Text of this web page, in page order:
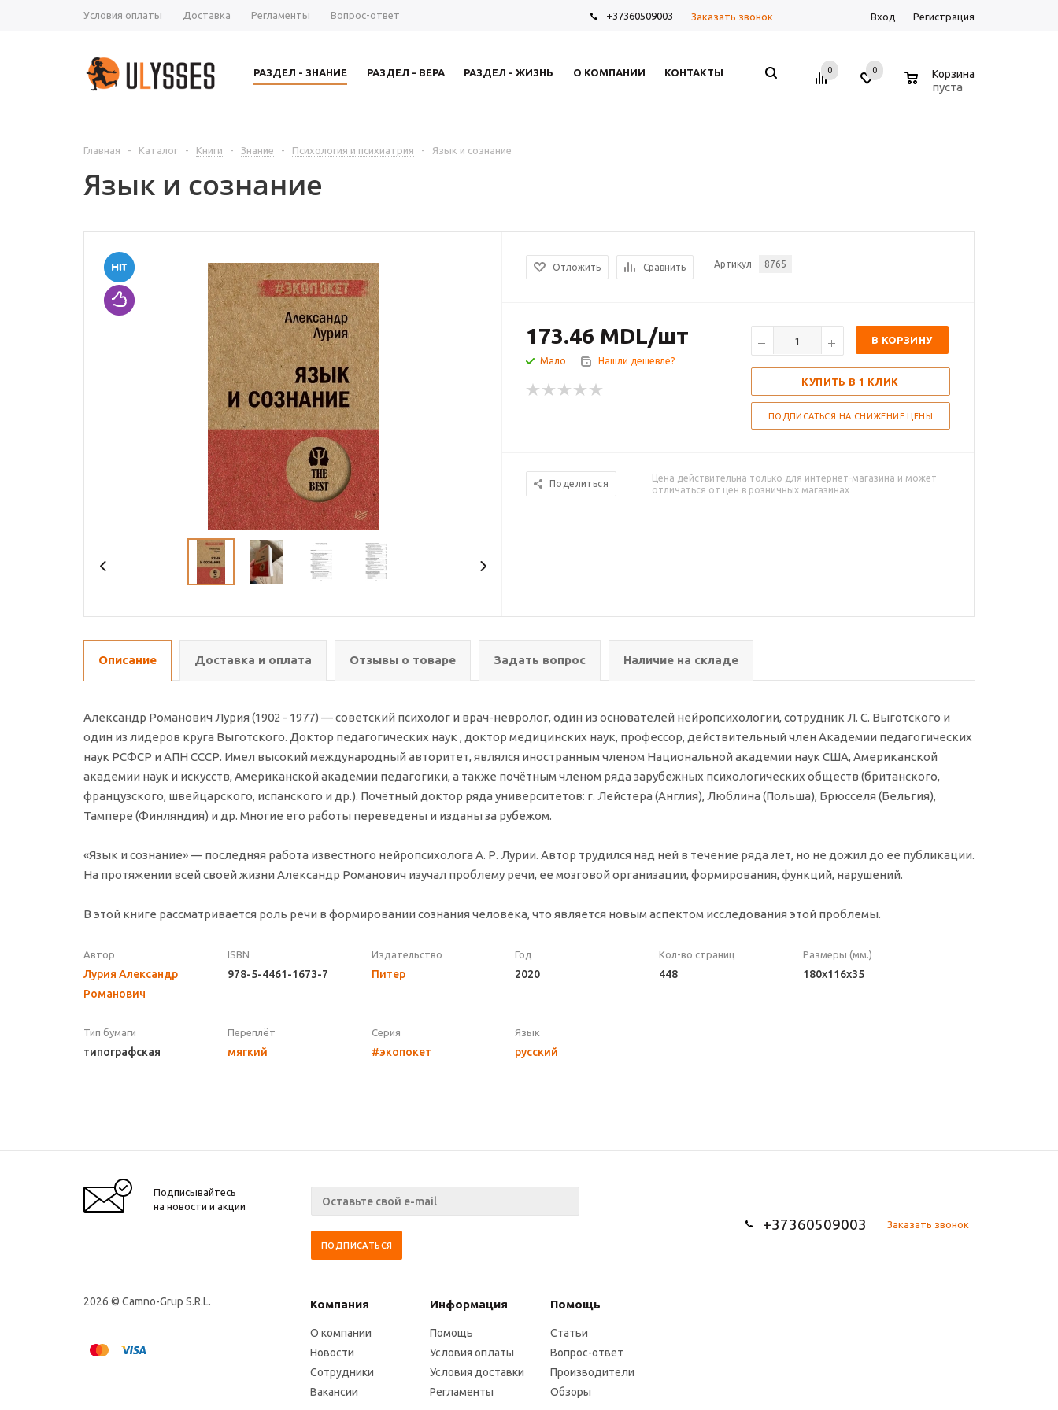
Условия оплаты Доставка Регламенты Вопрос-ответ +37360509003 Заказать звонок Вход Регистрация
РАЗДЕЛ - ЗНАНИЕ РАЗДЕЛ - ВЕРА РАЗДЕЛ - ЖИЗНЬ О КОМПАНИИ КОНТАКТЫ 0 0 Корзина
пуста
Главная - Каталог - Книги - Знание - Психология и психиатрия - Язык и сознание
Язык и сознание
Отложить Сравнить Артикул 8765
173.46 MDL/шт
Мало Нашли дешевле?
В КОРЗИНУ
КУПИТЬ В 1 КЛИК
ПОДПИСАТЬСЯ НА СНИЖЕНИЕ ЦЕНЫ
Поделиться
Цена действительна только для интернет-магазина и может
отличаться от цен в розничных магазинах
Описание Доставка и оплата Отзывы о товаре Задать вопрос Наличие на складе
Александр Романович Лурия (1902 - 1977) — советский психолог и врач-невролог, один из основателей нейропсихологии, сотрудник Л. С. Выготского и
один из лидеров круга Выготского. Доктор педагогических наук , доктор медицинских наук, профессор, действительный член Академии педагогических
наук РСФСР и АПН СССР. Имел высокий международный авторитет, являлся иностранным членом Национальной академии наук США, Американской
академии наук и искусств, Американской академии педагогики, а также почётным членом ряда зарубежных психологических обществ (британского,
французского, швейцарского, испанского и др.). Почётный доктор ряда университетов: г. Лейстера (Англия), Люблина (Польша), Брюсселя (Бельгия),
Тампере (Финляндия) и др. Многие его работы переведены и изданы за рубежом.
«Язык и сознание» — последняя работа известного нейропсихолога А. Р. Лурии. Автор трудился над ней в течение ряда лет, но не дожил до ее публикации.
На протяжении всей своей жизни Александр Романович изучал проблему речи, ее мозговой организации, формирования, функций, нарушений.
В этой книге рассматривается роль речи в формировании сознания человека, что является новым аспектом исследования этой проблемы.
Автор
Лурия Александр
Романович
ISBN
978-5-4461-1673-7
Издательство
Питер
Год
2020
Кол-во страниц
448
Размеры (мм.)
180x116x35
Тип бумаги
типографская
Переплёт
мягкий
Серия
#экопокет
Язык
русский
Подписывайтесь
на новости и акции
+37360509003 Заказать звонок
2026 © Camno-Grup S.R.L. Компания Информация Помощь
О компании
Новости
Сотрудники
Вакансии
Помощь
Условия оплаты
Условия доставки
Регламенты
Статьи
Вопрос-ответ
Производители
Обзоры